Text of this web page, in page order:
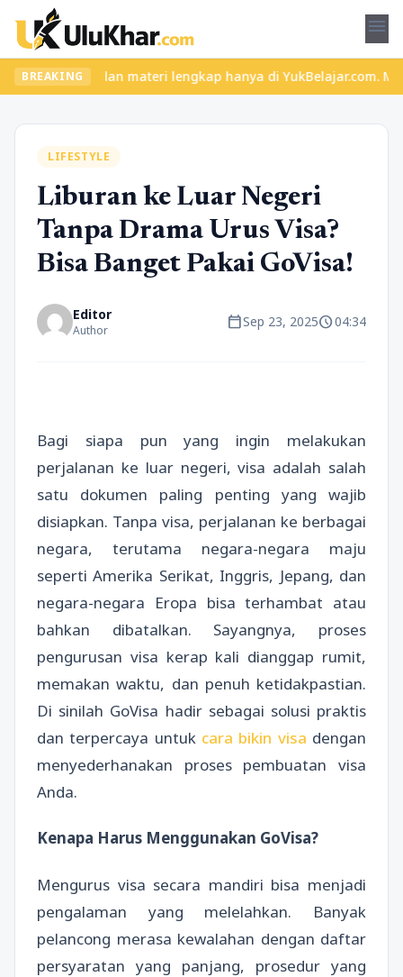
menu
BREAKING
dan materi lengkap hanya di YukBelajar.com. Mulai
LIFESTYLE
Liburan ke Luar Negeri
Tanpa Drama Urus Visa?
Bisa Banget Pakai GoVisa!
Editor
Author calendar_todaySep 23, 2025schedule04:34
Bagi siapa pun yang ingin melakukan
perjalanan ke luar negeri, visa adalah salah
satu dokumen paling penting yang wajib
disiapkan. Tanpa visa, perjalanan ke berbagai
negara, terutama negara-negara maju
seperti Amerika Serikat, Inggris, Jepang, dan
negara-negara Eropa bisa terhambat atau
bahkan dibatalkan. Sayangnya, proses
pengurusan visa kerap kali dianggap rumit,
memakan waktu, dan penuh ketidakpastian.
Di sinilah GoVisa hadir sebagai solusi praktis
dan terpercaya untuk cara bikin visa dengan
menyederhanakan proses pembuatan visa
Anda.
Kenapa Harus Menggunakan GoVisa?
Mengurus visa secara mandiri bisa menjadi
pengalaman yang melelahkan. Banyak
pelancong merasa kewalahan dengan daftar
persyaratan yang panjang, prosedur yang